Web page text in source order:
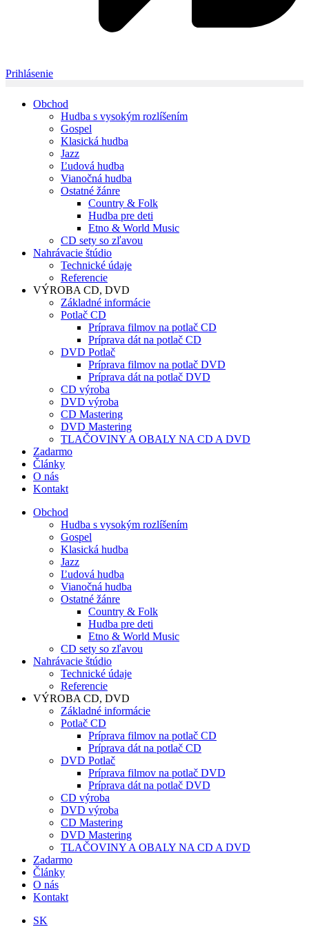
Prihlásenie
Obchod
Hudba s vysokým rozlíšením
Gospel
Klasická hudba
Jazz
Ľudová hudba
Vianočná hudba
Ostatné žánre
Country & Folk
Hudba pre deti
Etno & World Music
CD sety so zľavou
Nahrávacie štúdio
Technické údaje
Referencie
VÝROBA CD, DVD
Základné informácie
Potlač CD
Príprava filmov na potlač CD
Príprava dát na potlač CD
DVD Potlač
Príprava filmov na potlač DVD
Príprava dát na potlač DVD
CD výroba
DVD výroba
CD Mastering
DVD Mastering
TLAČOVINY A OBALY NA CD A DVD
Zadarmo
Články
O nás
Kontakt
Obchod
Hudba s vysokým rozlíšením
Gospel
Klasická hudba
Jazz
Ľudová hudba
Vianočná hudba
Ostatné žánre
Country & Folk
Hudba pre deti
Etno & World Music
CD sety so zľavou
Nahrávacie štúdio
Technické údaje
Referencie
VÝROBA CD, DVD
Základné informácie
Potlač CD
Príprava filmov na potlač CD
Príprava dát na potlač CD
DVD Potlač
Príprava filmov na potlač DVD
Príprava dát na potlač DVD
CD výroba
DVD výroba
CD Mastering
DVD Mastering
TLAČOVINY A OBALY NA CD A DVD
Zadarmo
Články
O nás
Kontakt
SK